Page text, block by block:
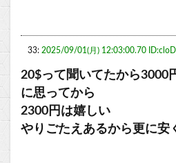
33: 2025/09/01(月) 12:03:00.70
20$って聞いてたから3000
に思ってから
2300円は嬉しい
やりごたえあるから更に安